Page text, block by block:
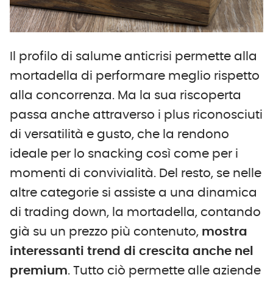
Il profilo di salume anticrisi permette alla
mortadella di performare meglio rispetto
alla concorrenza. Ma la sua riscoperta
passa anche attraverso i plus riconosciuti
di versatilità e gusto, che la rendono
ideale per lo snacking così come per i
momenti di convivialità. Del resto, se nelle
altre categorie si assiste a una dinamica
di trading down, la mortadella, contando
già su un prezzo più contenuto, mostra
interessanti trend di crescita anche nel
premium. Tutto ciò permette alle aziende